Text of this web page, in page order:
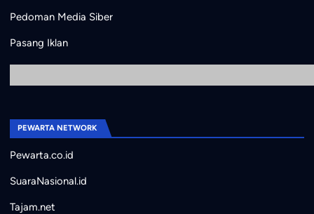
Pedoman Media Siber
Pasang Iklan
PEWARTA NETWORK
Pewarta.co.id
SuaraNasional.id
Tajam.net